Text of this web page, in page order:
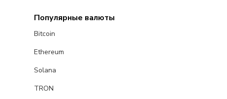
Популярные валюты
Bitcoin
Ethereum
Solana
TRON